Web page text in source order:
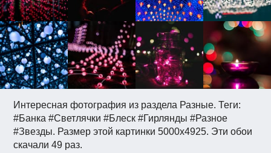
Интересная фотография из раздела Разные. Теги:
#Банка #Светлячки #Блеск #Гирлянды #Разное
#Звезды. Размер этой картинки 5000x4925. Эти обои
скачали 49 раз.